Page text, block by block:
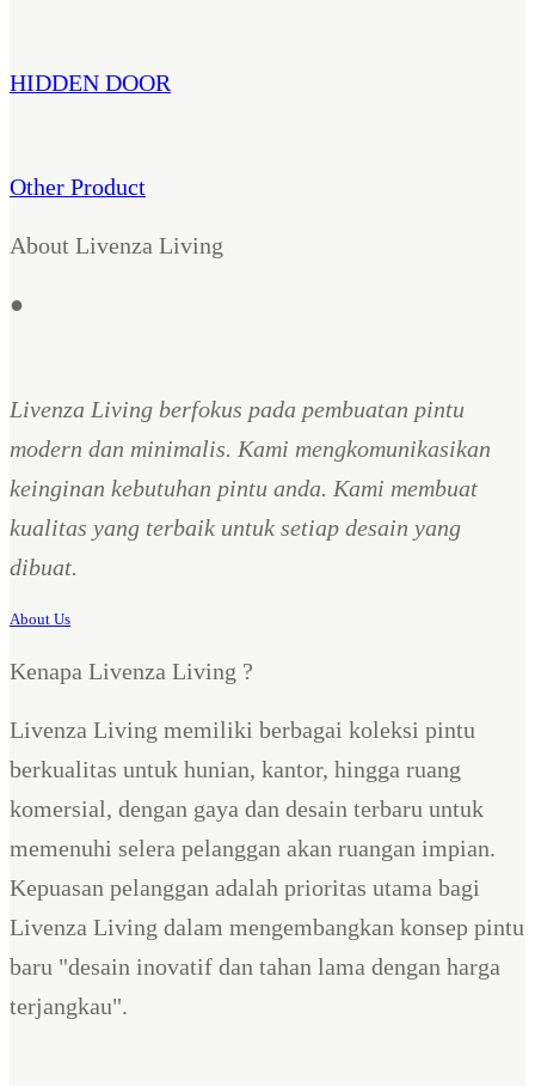
HIDDEN DOOR
Other Product
About Livenza Living
●
Livenza Living berfokus pada pembuatan pintu
modern dan minimalis. Kami mengkomunikasikan
keinginan kebutuhan pintu anda. Kami membuat
kualitas yang terbaik untuk setiap desain yang
dibuat.
About Us
Kenapa Livenza Living ?
Livenza Living memiliki berbagai koleksi pintu
berkualitas untuk hunian, kantor, hingga ruang
komersial, dengan gaya dan desain terbaru untuk
memenuhi selera pelanggan akan ruangan impian.
Kepuasan pelanggan adalah prioritas utama bagi
Livenza Living dalam mengembangkan konsep pintu
baru "desain inovatif dan tahan lama dengan harga
terjangkau".